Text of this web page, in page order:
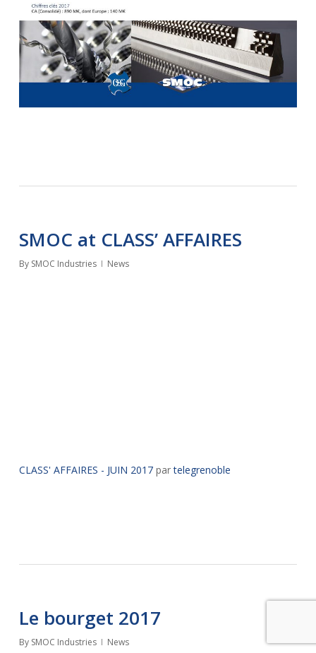
SMOC at CLASS’ AFFAIRES
By SMOC Industries News
CLASS' AFFAIRES - JUIN 2017 partelegrenoble
Le bourget 2017
By SMOC Industries News